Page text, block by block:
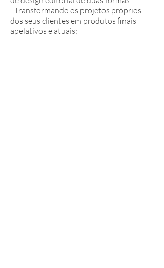
- Transformando os projetos próprios
dos seus clientes em produtos finais
apelativos e atuais;